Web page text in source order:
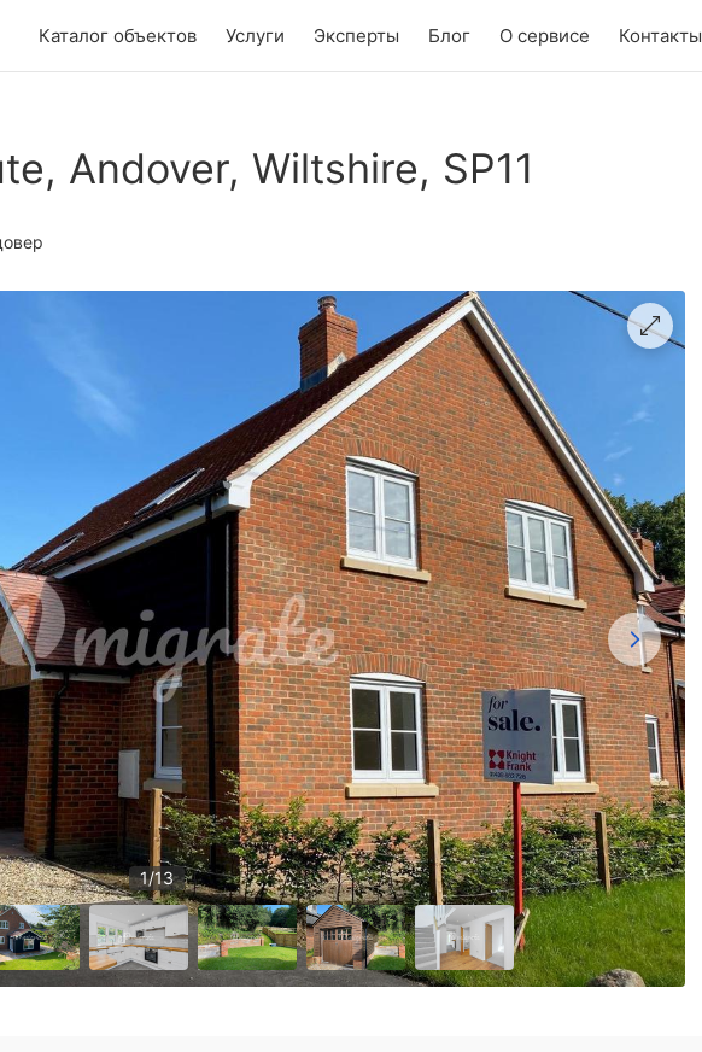
Каталог объектов Услуги Эксперты Блог О сервисе Контакты
Andover, Wiltshire, SP11
1/13